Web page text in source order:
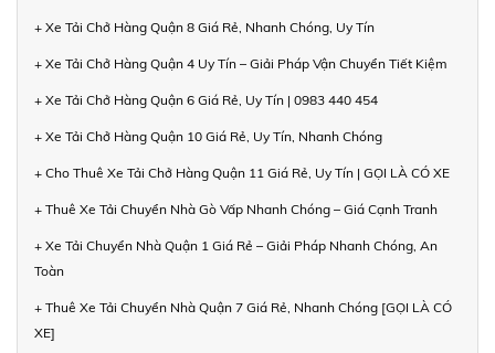
+ Xe Tải Chở Hàng Quận 8 Giá Rẻ, Nhanh Chóng, Uy Tín
+ Xe Tải Chở Hàng Quận 4 Uy Tín – Giải Pháp Vận Chuyển Tiết Kiệm
+ Xe Tải Chở Hàng Quận 6 Giá Rẻ, Uy Tín | 0983 440 454
+ Xe Tải Chở Hàng Quận 10 Giá Rẻ, Uy Tín, Nhanh Chóng
+ Cho Thuê Xe Tải Chở Hàng Quận 11 Giá Rẻ, Uy Tín | GỌI LÀ CÓ XE
+ Thuê Xe Tải Chuyển Nhà Gò Vấp Nhanh Chóng – Giá Cạnh Tranh
+ Xe Tải Chuyển Nhà Quận 1 Giá Rẻ – Giải Pháp Nhanh Chóng, An
Toàn
+ Thuê Xe Tải Chuyển Nhà Quận 7 Giá Rẻ, Nhanh Chóng [GỌI LÀ CÓ
XE]